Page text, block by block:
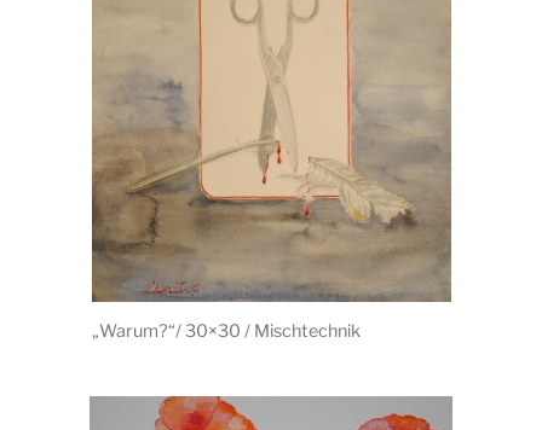
„Warum?“/ 30×30 / Mischtechnik